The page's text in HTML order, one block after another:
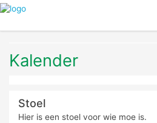
Kalender
Stoel
Hier is een stoel voor wie moe is.